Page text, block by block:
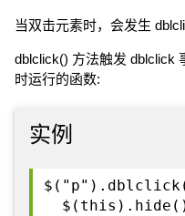
当双击元素时，会发生
dblclick() 方法触发 dblclick
时运行的函数:
实例